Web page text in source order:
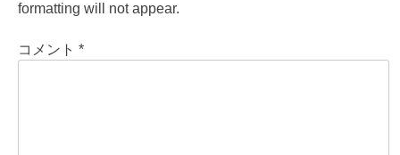
formatting will not appear.
コメント *